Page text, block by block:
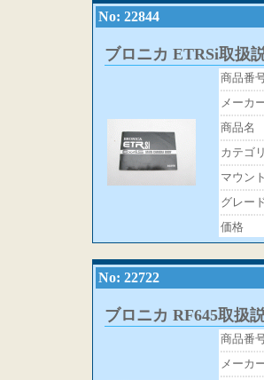
No: 22844
ブロニカ ETRSi取扱
商品番
メーカ
商品名
カテゴリ
マウン
グレー
価格
No: 22722
ブロニカ RF645取扱
商品番
メーカ